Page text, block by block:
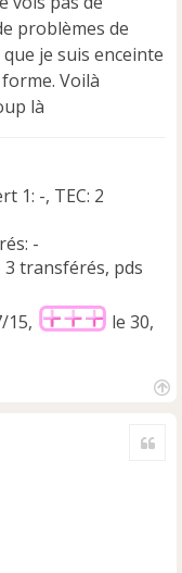
problèmes de
je suis enceinte
Voilà
là
1: -, TEC: 2
-
3 transférés, pds
15,
le 30,